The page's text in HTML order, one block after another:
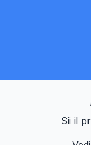
Memoria
Memoria
Sii il